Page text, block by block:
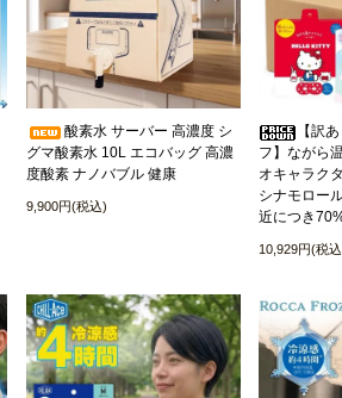
酸素水 サーバー 高濃度 シ
グマ酸素水 10L エコバッグ 高濃
度酸素 ナノバブル 健康
9,900円(税込)
【訳
フ】ながら
オキャラク
シナモロー
近につき
10,929円(税